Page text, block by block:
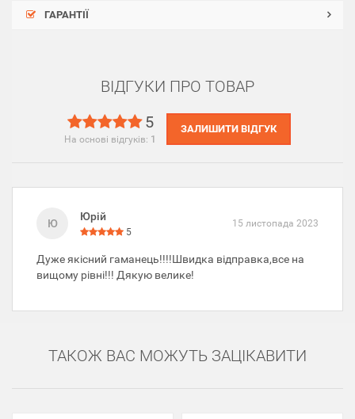
ГАРАНТІЇ
ВІДГУКИ ПРО ТОВАР
5
На основі відгуків: 1
ЗАЛИШИТИ ВІДГУК
Ю
Юрій
5
15 листопада 2023
Дуже якісний гаманець!!!!Швидка відправка,все на
вищому рівні!!! Дякую велике!
ТАКОЖ ВАС МОЖУТЬ ЗАЦІКАВИТИ